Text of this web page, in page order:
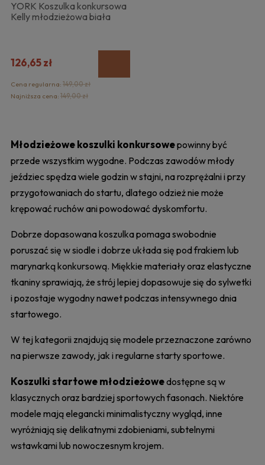
YORK Koszulka konkursowa
Kelly młodzieżowa biała
126,65 zł
Cena regularna: 149,00 zł
Najniższa cena: 149,00 zł
Młodzieżowe koszulki konkursowepowinny być
przede wszystkim wygodne. Podczas zawodów młody
jeździec spędza wiele godzin w stajni, na rozprężalni i przy
przygotowaniach do startu, dlatego odzież nie może
krępować ruchów ani powodować dyskomfortu.
Dobrze dopasowana koszulka pomaga swobodnie
poruszać się w siodle i dobrze układa się pod frakiem lub
marynarką konkursową. Miękkie materiały oraz elastyczne
tkaniny sprawiają, że strój lepiej dopasowuje się do sylwetki
i pozostaje wygodny nawet podczas intensywnego dnia
startowego.
W tej kategorii znajdują się modele przeznaczone zarówno
na pierwsze zawody, jak i regularne starty sportowe.
Koszulki startowe młodzieżowedostępne są w
klasycznych oraz bardziej sportowych fasonach. Niektóre
modele mają elegancki minimalistyczny wygląd, inne
wyróżniają się delikatnymi zdobieniami, subtelnymi
wstawkami lub nowoczesnym krojem.